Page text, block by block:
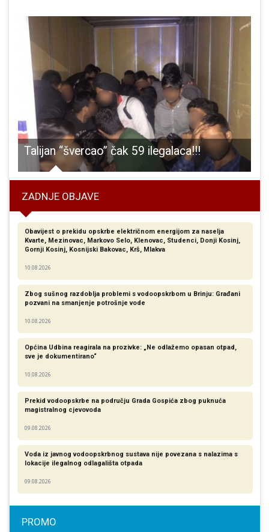
Talijan “švercao” čak 59 ilegalaca!!!
ZADNJE OBJAVE
Obavijest o prekidu opskrbe električnom energijom za naselja
Kvarte, Mezinovac, Markovo Selo, Klenovac, Studenci, Donji Kosinj,
Gornji Kosinj, Kosnijski Bakovac, Krš, Mlakva
10.08.2026
Zbog sušnog razdoblja problemi s vodoopskrbom u Brinju: Građani
pozvani na smanjenje potrošnje vode
10.08.2026
Općina Udbina reagirala na prozivke: „Ne odlažemo opasan otpad,
sve je dokumentirano“
10.08.2026
Prekid vodoopskrbe na području Grada Gospića zbog puknuća
magistralnog cjevovoda
09.08.2026
Voda iz javnog vodoopskrbnog sustava nije povezana s nalazima s
lokacije ilegalnog odlagališta otpada
09.08.2026
PROMO